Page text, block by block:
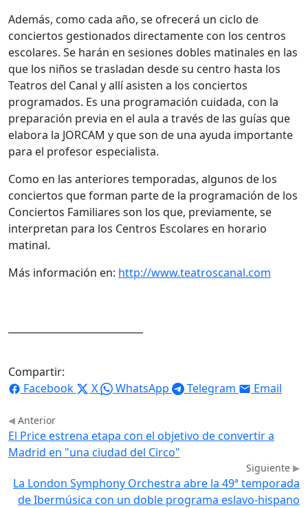
Además, como cada año, se ofrecerá un ciclo de
conciertos gestionados directamente con los centros
escolares. Se harán en sesiones dobles matinales en las
que los niños se trasladan desde su centro hasta los
Teatros del Canal y allí asisten a los conciertos
programados. Es una programación cuidada, con la
preparación previa en el aula a través de las guías que
elabora la JORCAM y que son de una ayuda importante
para el profesor especialista.
Como en las anteriores temporadas, algunos de los
conciertos que forman parte de la programación de los
Conciertos Familiares son los que, previamente, se
interpretan para los Centros Escolares en horario
matinal.
Más información en: http://www.teatroscanal.com
Compartir:
Facebook
X WhatsApp Telegram Email
Anterior
El Price estrena etapa con el objetivo de convertir a
Madrid en "una ciudad del Circo"
Siguiente
La London Symphony Orchestra abre la 49ª temporada
de Ibermúsica con un doble programa eslavo-hispano